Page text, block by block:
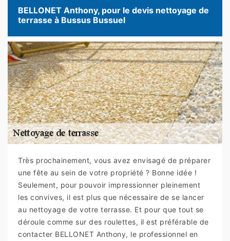
BELLONET Anthony, pour le devis nettoyage de
terrasse à Bussus Bussuel
Très prochainement, vous avez envisagé de préparer
une fête au sein de votre propriété ? Bonne idée !
Seulement, pour pouvoir impressionner pleinement
les convives, il est plus que nécessaire de se lancer
au nettoyage de votre terrasse. Et pour que tout se
déroule comme sur des roulettes, il est préférable de
contacter BELLONET Anthony, le professionnel en